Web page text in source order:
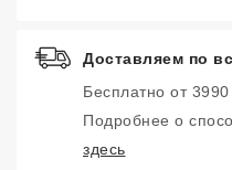
Доставляем по
Бесплатно от 3990
Подробнее о
здесь